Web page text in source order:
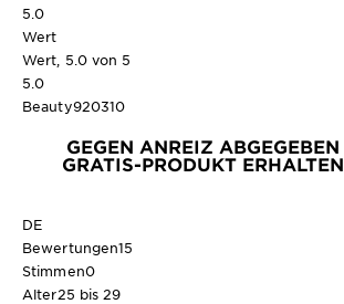
5.0
Wert
Wert, 5.0 von 5
5.0
Beauty920310
GEGEN ANREIZ ABGEGEBEN
GRATIS-PRODUKT ERHALTEN
DE
Bewertungen15
Stimmen0
Alter25 bis 29